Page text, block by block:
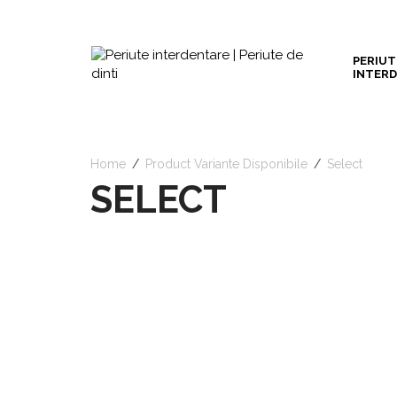
Home / Product Variante Disponibile / Select
SELECT